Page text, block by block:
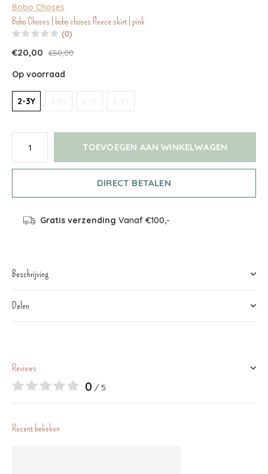
Bobo Choses
Bobo Choses | bobo choses fleece skirt | pink
(0)
€20,00 €50,00
Op voorraad
2-3Y 4-5Y 6-7Y 8-9Y
TOEVOEGEN AAN WINKELWAGEN
DIRECT BETALEN
Gratis verzending Vanaf €100,-
Beschrijving
Delen
Reviews
0 / 5
Recent bekeken